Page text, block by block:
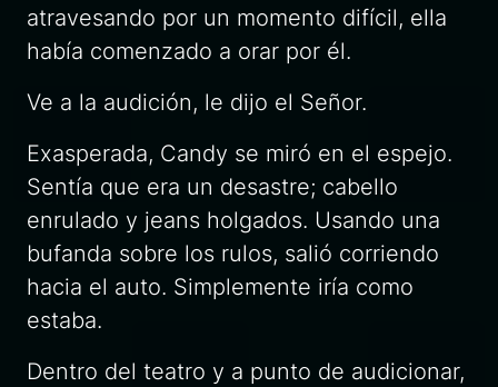
atravesando por un momento difícil, ella
había comenzado a orar por él.
Ve a la audición, le dijo el Señor.
Exasperada, Candy se miró en el espejo.
Sentía que era un desastre; cabello
enrulado y jeans holgados. Usando una
bufanda sobre los rulos, salió corriendo
hacia el auto. Simplemente iría como
estaba.
Dentro del teatro y a punto de audicionar,